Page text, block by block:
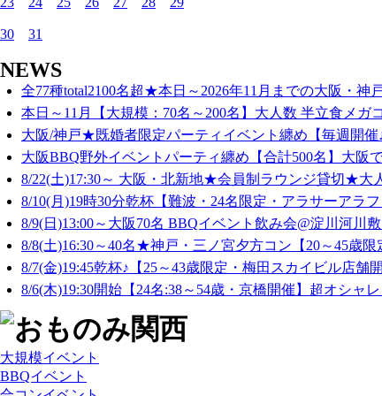
30 31
NEWS
全77種total2100名超★本日～2026年11月までの大阪・神
本日～11月【大規模：70名～200名】大人数 半立食メガ
大阪/神戸★既婚者限定パーティイベント纏め【毎週開
大阪BBQ野外イベントパーティ纏め【合計500名】大阪
8/22(土)17:30～ 大阪・北新地★会員制ラウンジ貸切★大
8/10(月)19時30分乾杯【難波・24名限定・アラサーアラ
8/9(日)13:00～大阪70名 BBQイベント飲み会@淀川河川
8/8(土)16:30～40名★神戸・三ノ宮夕方コン【20～45歳限
8/7(金)19:45乾杯♪【25～43歳限定・梅田スカイビル店舗
8/6(木)19:30開始【24名:38～54歳・京橋開催】超オシャ
大規模イベント
BBQイベント